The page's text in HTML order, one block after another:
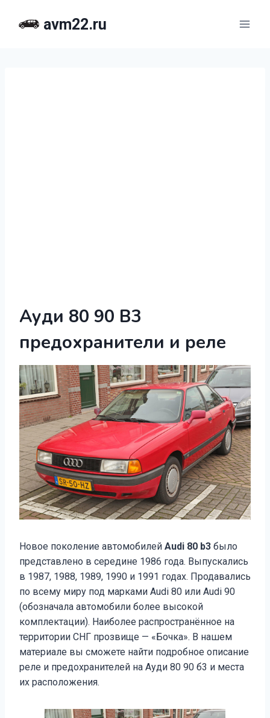
avm22.ru
Ауди 80 90 B3
предохранители и реле
Новое поколение автомобилей Audi 80 b3 было
представлено в середине 1986 года. Выпускались
в 1987, 1988, 1989, 1990 и 1991 годах. Продавались
по всему миру под марками Audi 80 или Audi 90
(обозначала автомобили более высокой
комплектации). Наиболее распространённое на
территории СНГ прозвище — «Бочка». В нашем
материале вы сможете найти подробное описание
реле и предохранителей на Ауди 80 90 б3 и места
их расположения.